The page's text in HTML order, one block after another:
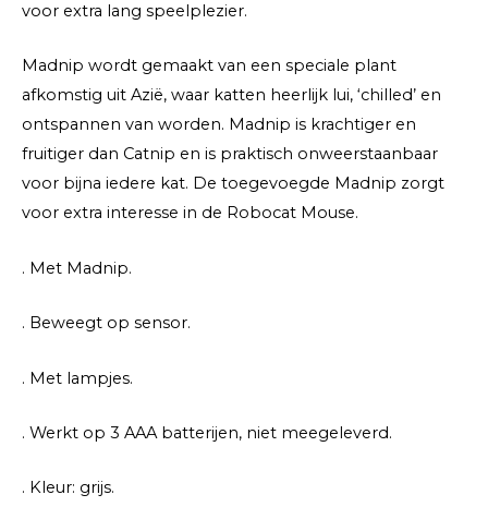
voor extra lang speelplezier.
Madnip wordt gemaakt van een speciale plant
afkomstig uit Azië, waar katten heerlijk lui, ‘chilled’ en
ontspannen van worden. Madnip is krachtiger en
fruitiger dan Catnip en is praktisch onweerstaanbaar
voor bijna iedere kat. De toegevoegde Madnip zorgt
voor extra interesse in de Robocat Mouse.
. Met Madnip.
. Beweegt op sensor.
. Met lampjes.
. Werkt op 3 AAA batterijen, niet meegeleverd.
. Kleur: grijs.